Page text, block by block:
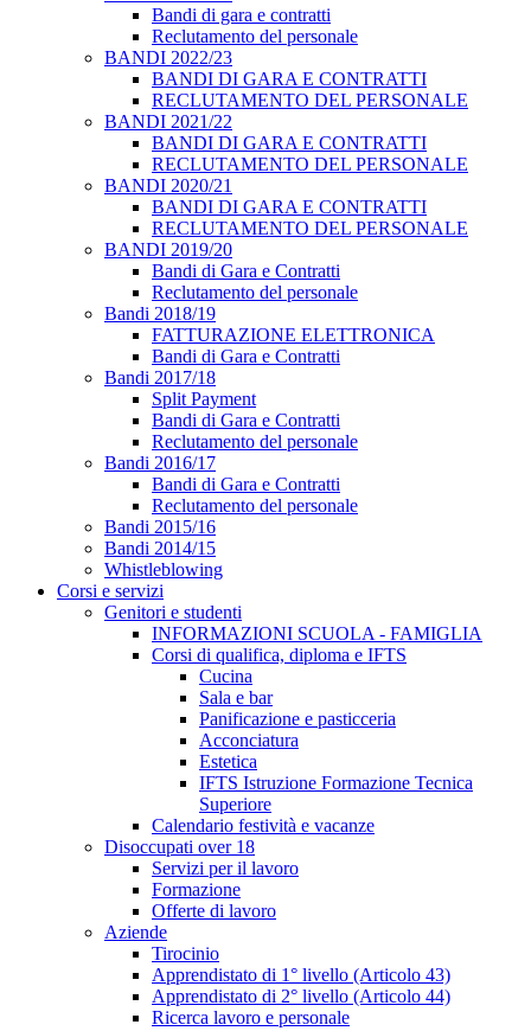
Bandi di gara e contratti
Reclutamento del personale
BANDI 2022/23
BANDI DI GARA E CONTRATTI
RECLUTAMENTO DEL PERSONALE
BANDI 2021/22
BANDI DI GARA E CONTRATTI
RECLUTAMENTO DEL PERSONALE
BANDI 2020/21
BANDI DI GARA E CONTRATTI
RECLUTAMENTO DEL PERSONALE
BANDI 2019/20
Bandi di Gara e Contratti
Reclutamento del personale
Bandi 2018/19
FATTURAZIONE ELETTRONICA
Bandi di Gara e Contratti
Bandi 2017/18
Split Payment
Bandi di Gara e Contratti
Reclutamento del personale
Bandi 2016/17
Bandi di Gara e Contratti
Reclutamento del personale
Bandi 2015/16
Bandi 2014/15
Whistleblowing
Corsi e servizi
Genitori e studenti
INFORMAZIONI SCUOLA - FAMIGLIA
Corsi di qualifica, diploma e IFTS
Cucina
Sala e bar
Panificazione e pasticceria
Acconciatura
Estetica
IFTS Istruzione Formazione Tecnica
Superiore
Calendario festività e vacanze
Disoccupati over 18
Servizi per il lavoro
Formazione
Offerte di lavoro
Aziende
Tirocinio
Apprendistato di 1° livello (Articolo 43)
Apprendistato di 2° livello (Articolo 44)
Ricerca lavoro e personale